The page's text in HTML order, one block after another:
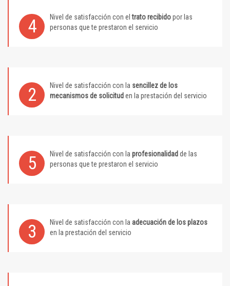
4 Nivel de satisfacción con eltrato recibidopor las
personas que te prestaron el servicio
2 Nivel de satisfacción con la sencillez de los
mecanismos de solicitud en la prestación del servicio
5 Nivel de satisfacción con la profesionalidad de las
personas que te prestaron el servicio
3 Nivel de satisfacción con la adecuación de los plazos
en la prestación del servicio